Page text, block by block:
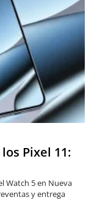
Pixel 11:
Watch 5 en Nueva
y entrega